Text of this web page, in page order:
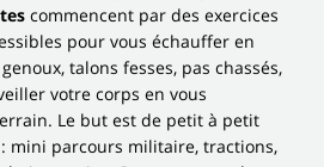
commencent par des exercices
pour vous échauffer en
talons fesses, pas chassés,
votre corps en vous
Le but est de petit à petit
mini parcours militaire, tractions,